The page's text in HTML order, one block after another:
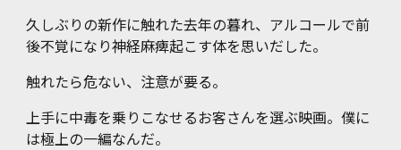
久しぶりの新作に触れた去年の暮れ、アルコールで前
後不覚になり神経麻痺起こす体を思いだした。
触れたら危ない、注意が要る。
上手に中毒を乗りこなせるお客さんを選ぶ映画。僕に
は極上の一編なんだ。